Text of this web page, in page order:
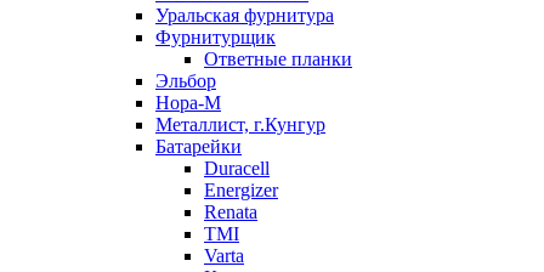
Уральская фурнитура
Фурнитурщик
Ответные планки
Эльбор
Нора-М
Металлист, г.Кунгур
Батарейки
Duracell
Energizer
Renata
TMI
Varta